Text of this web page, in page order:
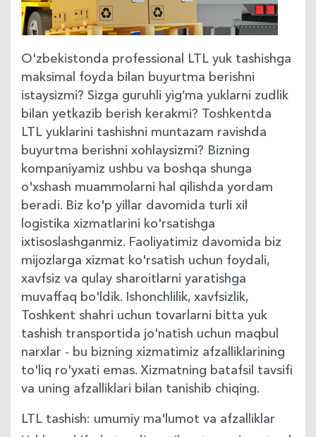
O'zbekistonda professional LTL yuk tashishga
maksimal foyda bilan buyurtma berishni
istaysizmi? Sizga guruhli yig’ma yuklarni zudlik
bilan yetkazib berish kerakmi? Toshkentda
LTL yuklarini tashishni muntazam ravishda
buyurtma berishni xohlaysizmi? Bizning
kompaniyamiz ushbu va boshqa shunga
o'xshash muammolarni hal qilishda yordam
beradi. Biz ko'p yillar davomida turli xil
logistika xizmatlarini ko'rsatishga
ixtisoslashganmiz. Faoliyatimiz davomida biz
mijozlarga xizmat ko'rsatish uchun foydali,
xavfsiz va qulay sharoitlarni yaratishga
muvaffaq bo'ldik. Ishonchlilik, xavfsizlik,
Toshkent shahri uchun tovarlarni bitta yuk
tashish transportida jo'natish uchun maqbul
narxlar - bu bizning xizmatimiz afzalliklarining
to'liq ro'yxati emas. Xizmatning batafsil tavsifi
va uning afzalliklari bilan tanishib chiqing.
LTL tashish: umumiy ma'lumot va afzalliklar